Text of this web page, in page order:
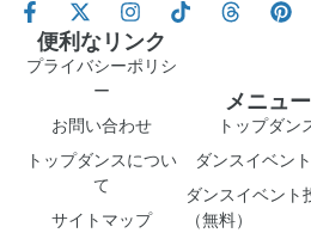
便利なリンク
プライバシーポリシ
ー
お問い合わせ
トップダンスについ
て
サイトマップ
メニュー
トップダン
ダンスイベント
ダンスイベント
（無料）